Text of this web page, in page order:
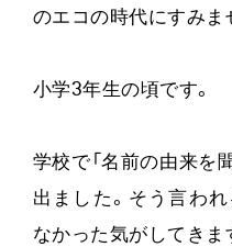
のエコの時代にすみま
小学3年生の頃です。
学校で「名前の由来を
出ました。そう言わ
なかった気がしてきま